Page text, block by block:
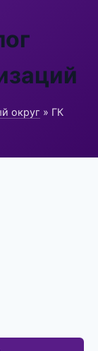
округ » ГК